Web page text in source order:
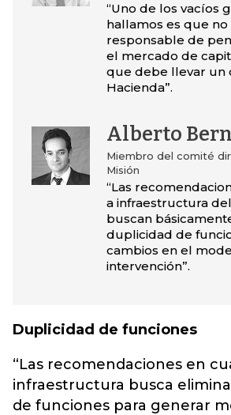
“Uno de los vacíos
hallamos es que no
responsable de
el mercado de
que debe llevar un
Hacienda”.
Alberto
Miembro del comité
Misión
“Las
a infraestructura
buscan
duplicidad de
cambios en el
intervención”.
Duplicidad de funciones
“Las recomendaciones en
infraestructura busca
de funciones para generar